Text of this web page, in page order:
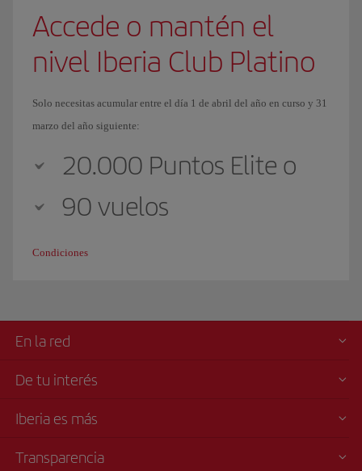
Accede o mantén el
nivel Iberia Club Platino
Solo necesitas acumular entre el día 1 de abril del año en curso y 31
marzo del año siguiente:
20.000 Puntos Elite o
90 vuelos
Condiciones
En la red
De tu interés
Iberia es más
Transparencia